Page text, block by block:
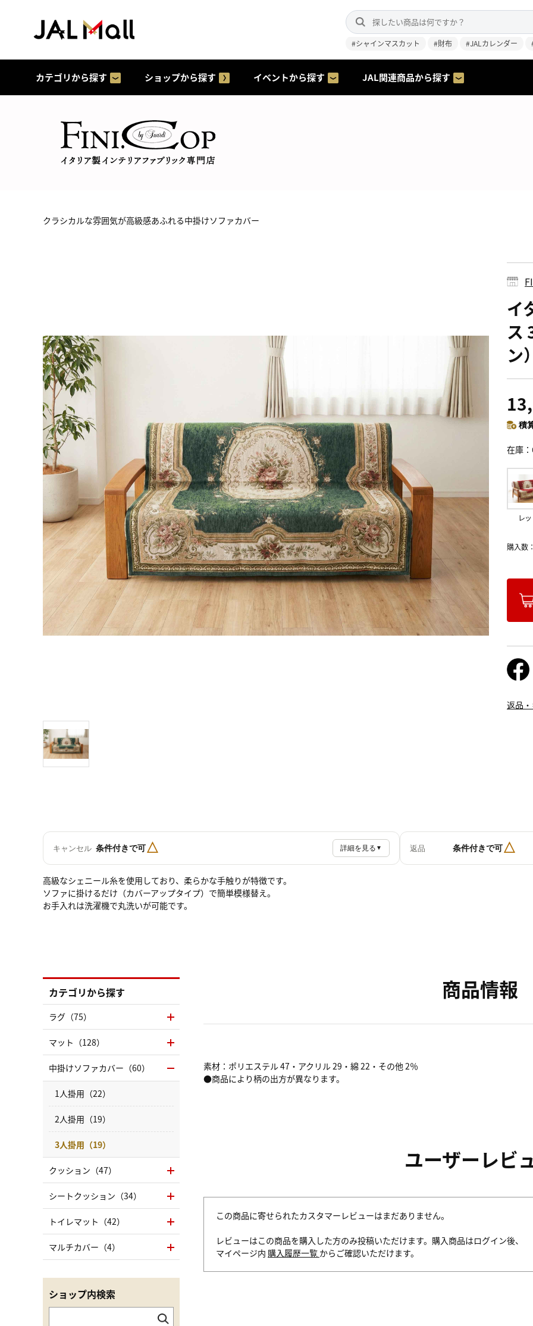
#シャインマスカット #財布 #JALカレンダー
カテゴリから探す ショップから探す イベントから探す JAL関連商品から探す
クラシカルな雰囲気が高級感あふれる中掛けソファカバー
イ
ス
ン
積
在庫
レッ
購入数
返品
キャンセル 条件付きで可△ 詳細を見る ▼ 返品 条件付きで可△
高級なシェニール糸を使用しており、柔らかな手触りが特徴です。
ソファに掛けるだけ（カバーアップタイプ）で簡単模様替え。
お手入れは洗濯機で丸洗いが可能です。
商品情報
素材：ポリエステル 47・アクリル 29・綿 22・その他 2％
●商品により柄の出方が異なります。
ユーザーレビ
この商品に寄せられたカスタマーレビューはまだありません。
レビューはこの商品を購入した方のみ投稿いただけます。購入商品はログイン後、
マイページ内 購入履歴一覧 からご確認いただけます。
カテゴリから探す
ラグ（75）
マット（128）
中掛けソファカバー（60）
1人掛用（22）
2人掛用（19）
3人掛用（19）
クッション（47）
シートクッション（34）
トイレマット（42）
マルチカバー（4）
ショップ内検索